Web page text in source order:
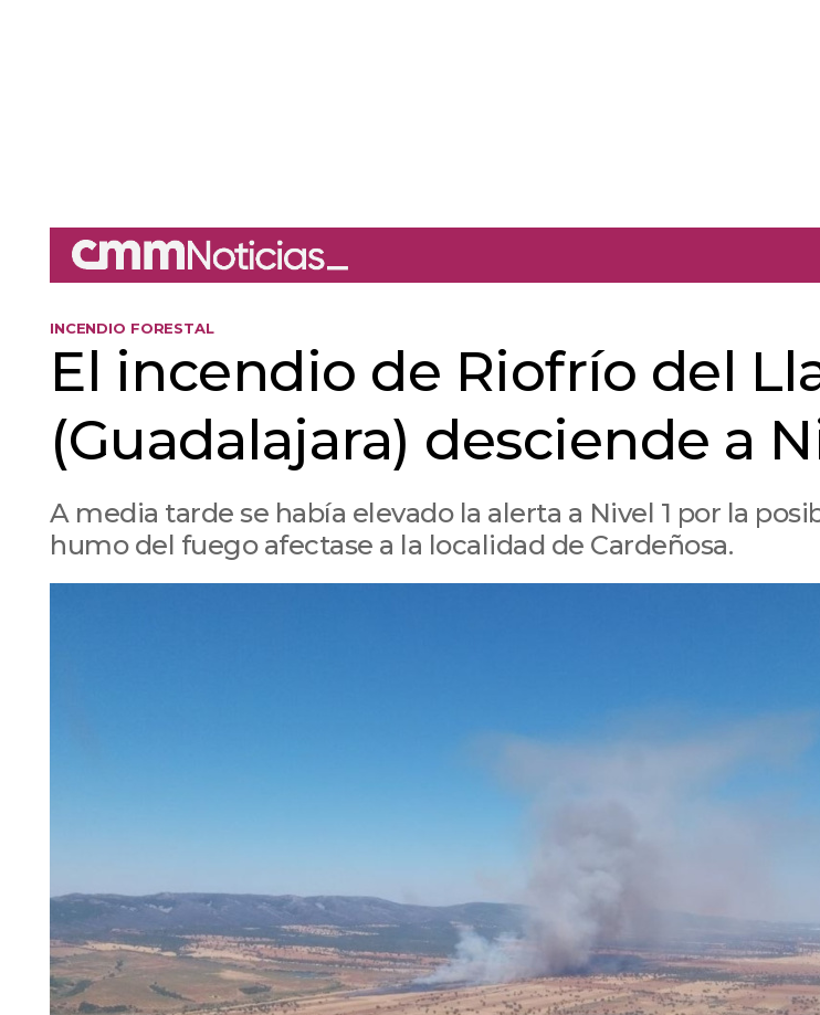
INCENDIO FORESTAL
El incendio de Riofrío del
(Guadalajara) desciende a
A media tarde se había elevado la alerta a Nivel 1 por la
humo del fuego afectase a la localidad de Cardeñosa.